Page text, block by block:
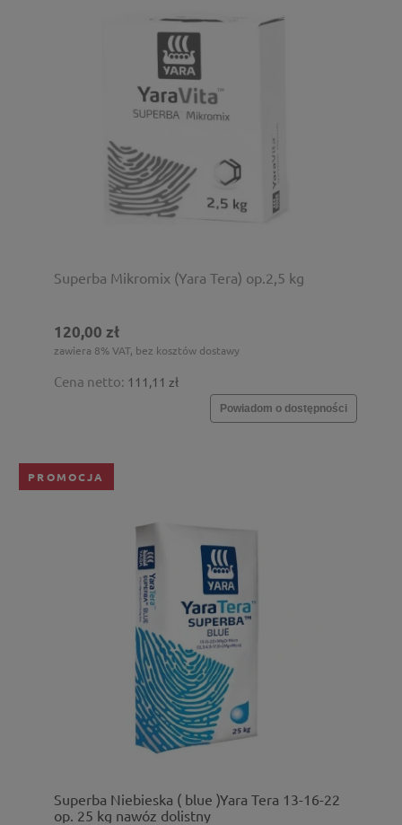
Superba Mikromix (Yara Tera) op.2,5 kg
120,00 zł
zawiera 8% VAT, bez kosztów dostawy
Cena netto: 111,11 zł
Powiadom o dostępności
Superba Niebieska ( blue )Yara Tera 13-16-22
op. 25 kg nawóz dolistny
PROMOCJA